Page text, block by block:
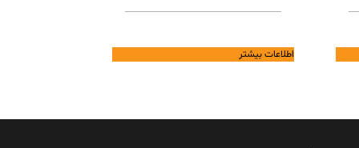
اطلاعات بیشتر